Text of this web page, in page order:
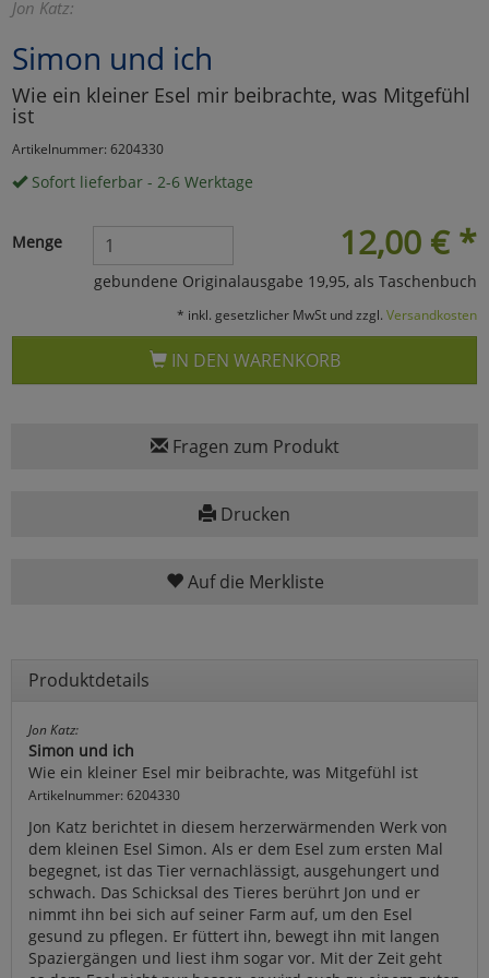
Jon Katz:
Simon und ich
Wie ein kleiner Esel mir beibrachte, was Mitgefühl
ist
Artikelnummer: 6204330
Sofort lieferbar - 2-6 Werktage
12,00 € *
Menge
gebundene Originalausgabe 19,95, als Taschenbuch
* inkl. gesetzlicher MwSt und zzgl. Versandkosten
IN DEN WARENKORB
Fragen zum Produkt
Drucken
Auf die Merkliste
Produktdetails
Jon Katz:
Simon und ich
Wie ein kleiner Esel mir beibrachte, was Mitgefühl ist
Artikelnummer: 6204330
Jon Katz berichtet in diesem herzerwärmenden Werk von
dem kleinen Esel Simon. Als er dem Esel zum ersten Mal
begegnet, ist das Tier vernachlässigt, ausgehungert und
schwach. Das Schicksal des Tieres berührt Jon und er
nimmt ihn bei sich auf seiner Farm auf, um den Esel
gesund zu pflegen. Er füttert ihn, bewegt ihn mit langen
Spaziergängen und liest ihm sogar vor. Mit der Zeit geht
Umfragetools
Cookies
Alle Akzeptieren
Cookies
Einstellungen speichern
zurückzu Haupptseite